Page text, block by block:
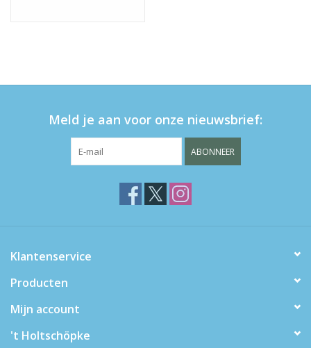
Meld je aan voor onze nieuwsbrief:
ABONNEER
Klantenservice
Producten
Mijn account
't Holtschöpke